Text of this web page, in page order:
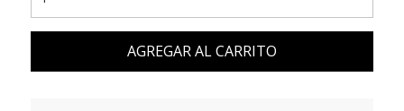
AGREGAR AL CARRITO